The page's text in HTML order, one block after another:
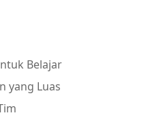
Belajar
yang Luas